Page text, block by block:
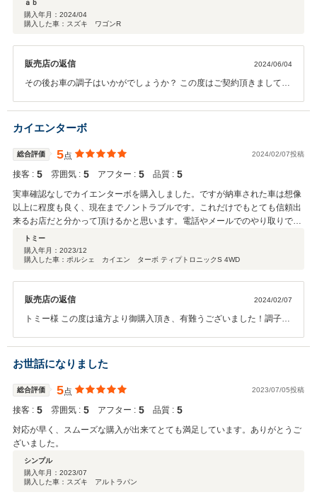
ａｂ
購入年月： 2024/04
購入した車：スズキ ワゴンR
販売店の返信 2024/06/04
その後お車の調子はいかがでしょうか？ この度はご契約頂きまして、
頂き、大変うれしく思います。 お客様に喜んで頂けることが、何より
も私共の励みになります。今後より一層社員全員で徹底させたいと思
っております。またぜひお気軽にお立ち寄りください。 今後ともどう
ぞ宜しくお願い致します。
カイエンターボ
総合評価 5点 2024/02/07投稿
接客 : 5 雰囲気 : 5 アフター : 5 品質 : 5
実車確認なしでカイエンターボを購入しました。ですが納車された車は想像
以上に程度も良く、現在までノントラブルです。これだけでもとても信頼出
来るお店だと分かって頂けるかと思います。電話やメールでのやり取りでし
たが、お店の皆さんとても親切で丁寧な方ばかりで安心して購入出来まし
た。 もしまた欲しい車があれば林オートさんで買いたいと思いました。あり
がとうございました。
トミー
購入年月： 2023/12
購入した車：ポルシェ カイエン ターボ ティプトロニックS 4WD
販売店の返信 2024/02/07
トミー様 この度は遠方より御購入頂き、有難うございました！調子良
フ一同、お客様に喜んで頂けるよう、更に努力してまいります。有難
うございました！
お世話になりました
総合評価 5点 2023/07/05投稿
接客 : 5 雰囲気 : 5 アフター : 5 品質 : 5
対応が早く、スムーズな購入が出来てとても満足しています。ありがとうご
ざいました。
シンプル
購入年月： 2023/07
購入した車：スズキ アルトラパン